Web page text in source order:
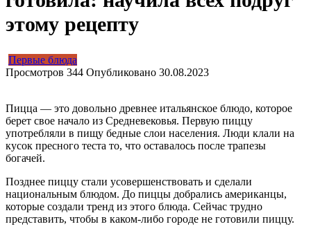
этому рецепту
Первые блюда
Просмотров 344 Опубликовано 30.08.2023
Пицца — это довольно древнее итальянское блюдо, которое
берет свое начало из Средневековья. Первую пиццу
употребляли в пищу бедные слои населения. Люди клали на
кусок пресного теста то, что оставалось после трапезы
богачей.
Позднее пиццу стали усовершенствовать и сделали
национальным блюдом. До пиццы добрались американцы,
которые создали тренд из этого блюда. Сейчас трудно
представить, чтобы в каком-либо городе не готовили пиццу.